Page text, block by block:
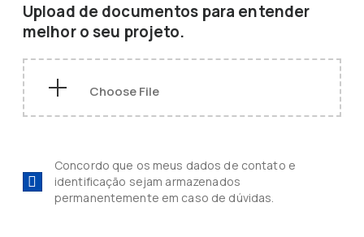
Upload de documentos para entender
melhor o seu projeto.
Concordo que os meus dados de contato e
identificação sejam armazenados
permanentemente em caso de dúvidas.